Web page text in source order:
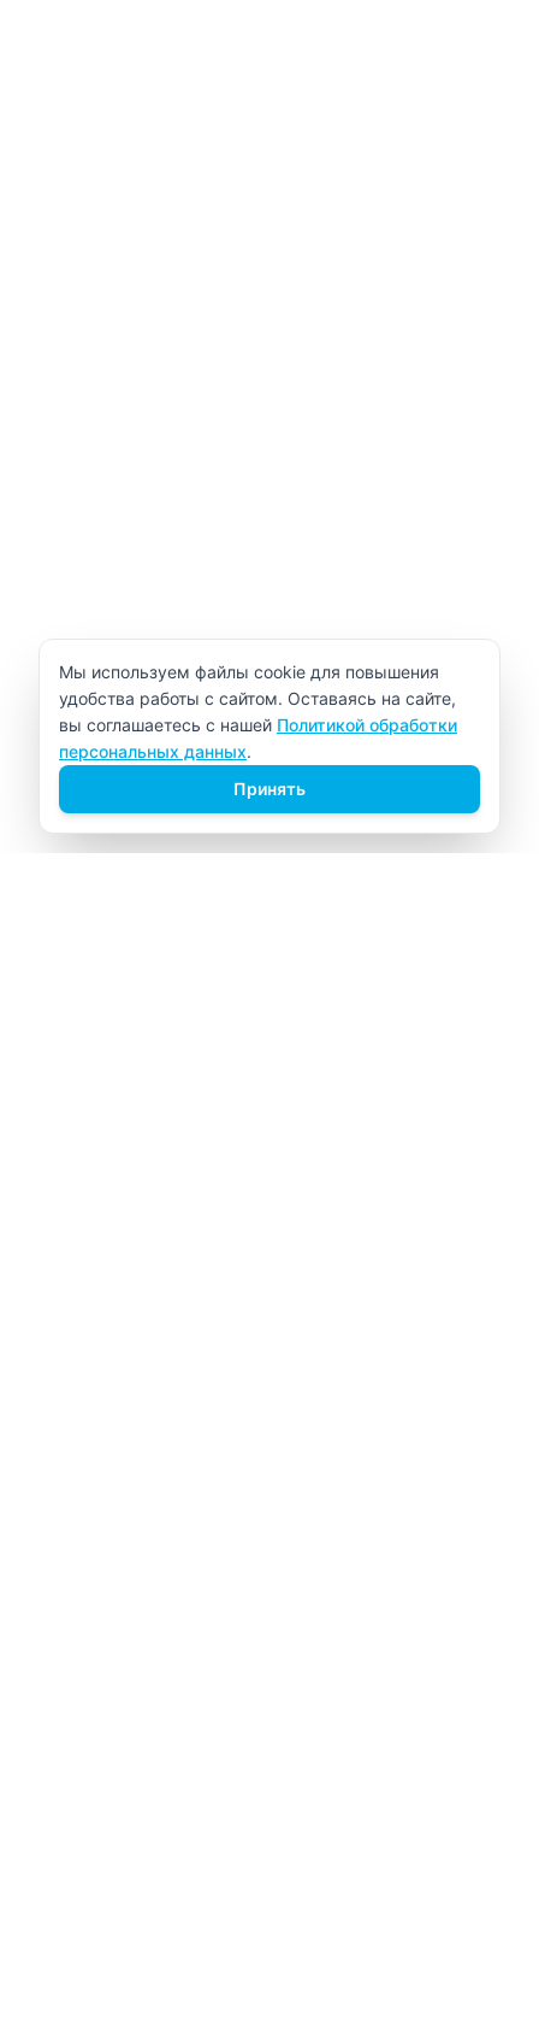
Уведомление об использовании cookie
Мы используем файлы cookie для повышения
удобства работы с сайтом. Оставаясь на сайте,
вы соглашаетесь с нашей Политикой обработки
персональных данных.
Принять